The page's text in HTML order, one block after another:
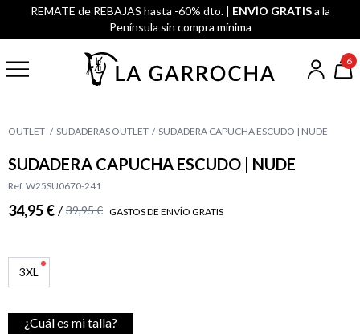
REMATE de REBAJAS hasta -60% dto. | ENVÍO GRATISa la
Península sin compra mínima
6
OUTLET SUDADERAS OUTLET SUDADERA CAPUCHA ESCUDO | NUDE
SUDADERA CAPUCHA ESCUDO | NUDE
Ref. W25SU0670-241
34,95 € / 39,95 € GASTOS DE ENVÍO GRATIS
3XL
¿Cuál es mi talla?